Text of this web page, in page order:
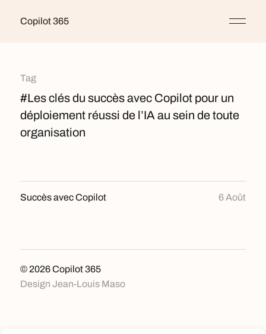
Copilot 365
Tag
#Les clés du succès avec Copilot pour un
déploiement réussi de l’IA au sein de toute
organisation
Succès avec Copilot 6 Août
© 2026Copilot 365
Design Jean-Louis Maso